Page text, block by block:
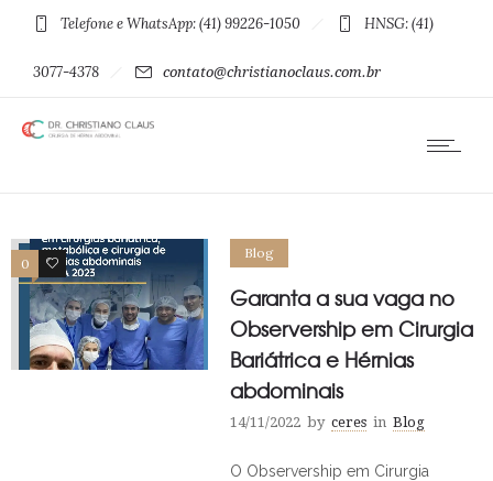
Telefone e WhatsApp: (41) 99226-1050 HNSG: (41)
3077-4378 contato@christianoclaus.com.br
0 0
Blog
Garanta a sua vaga no
Observership em Cirurgia
Bariátrica e Hérnias
abdominais
14/11/2022 by ceres in Blog
O Observership em Cirurgia